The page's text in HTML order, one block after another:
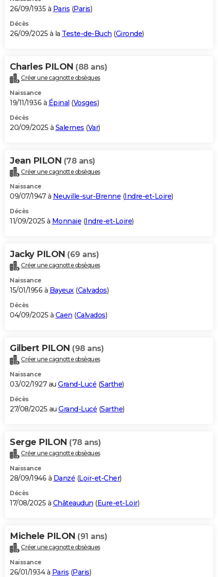
26/09/1935 à Paris (Paris)
Décès
26/09/2025 à la Teste-de-Buch (Gironde)
Charles PILON (88 ans)
Créer une cagnotte obsèques
Naissance
19/11/1936 à Épinal (Vosges)
Décès
20/09/2025 à Salernes (Var)
Jean PILON (78 ans)
Créer une cagnotte obsèques
Naissance
09/07/1947 à Neuville-sur-Brenne (Indre-et-Loire)
Décès
11/09/2025 à Monnaie (Indre-et-Loire)
Jacky PILON (69 ans)
Créer une cagnotte obsèques
Naissance
15/01/1956 à Bayeux(Calvados)
Décès
04/09/2025 à Caen (Calvados)
Gilbert PILON (98 ans)
Créer une cagnotte obsèques
Naissance
03/02/1927 au Grand-Lucé (Sarthe)
Décès
27/08/2025 au Grand-Lucé (Sarthe)
Serge PILON (78 ans)
Créer une cagnotte obsèques
Naissance
28/09/1946 à Danzé (Loir-et-Cher)
Décès
17/08/2025 à Châteaudun (Eure-et-Loir)
Michele PILON (91 ans)
Créer une cagnotte obsèques
Naissance
26/01/1934 à Paris (Paris)